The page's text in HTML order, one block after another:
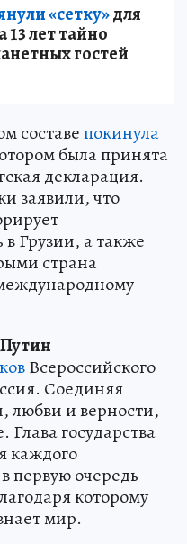
«сетку»для
лет тайно
гостей
составепокинула
была принята
декларация.
заявили, что
Грузии, а также
страна
Всероссийского
Соединяя
любви и верности,
государства
каждого
первую очередь
которому
мир.